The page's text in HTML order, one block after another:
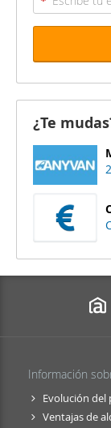
¿Te
Información
Evolución del
Ventajas de